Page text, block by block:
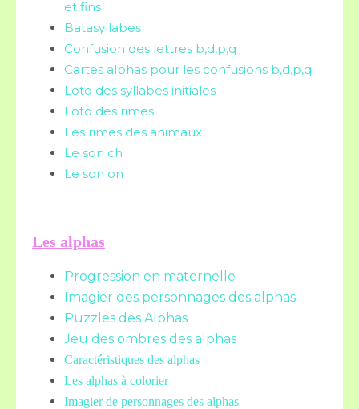
et fins
Batasyllabes
Confusion des lettres b,d,p,q
Cartes alphas pour les confusions b,d,p,q
Loto des syllabes initiales
Loto des rimes
Les rimes des animaux
Le son ch
Le son on
Les alphas
Progression en maternelle
Imagier des personnages des alphas
Puzzles des Alphas
Jeu des ombres des alphas
Caractéristiques des alphas
Les alphas à colorier
Imagier de personnages des alphas